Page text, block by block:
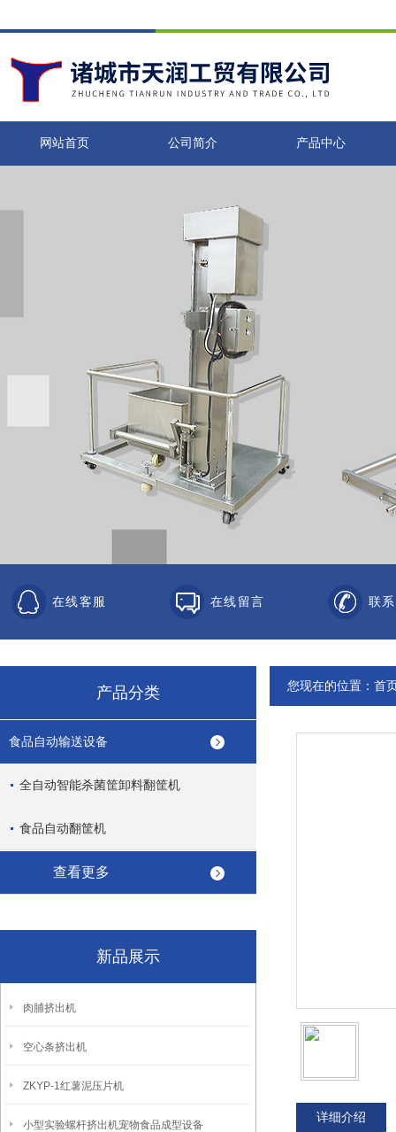
网站首页 公司简介 产品中心
在线客服 在线留言 联
产品分类
食品自动输送设备
全自动智能杀菌筐卸料翻筐机
食品自动翻筐机
查看更多
新品展示
肉脯挤出机
空心条挤出机
ZKYP-1红薯泥压片机
小型实验螺杆挤出机宠物食品成型设备
您现在的位置： 首
详细介绍